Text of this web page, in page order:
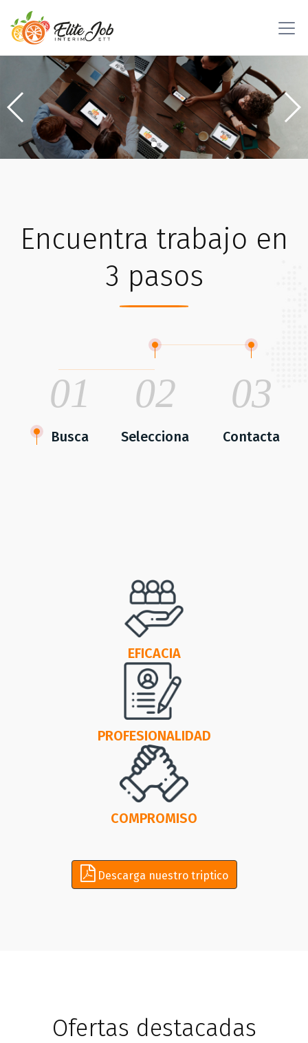
Encuentra trabajo en
3 pasos
01
Busca
02
Selecciona
03
Contacta
EFICACIA
PROFESIONALIDAD
COMPROMISO
Descarga nuestro triptico
Ofertas destacadas